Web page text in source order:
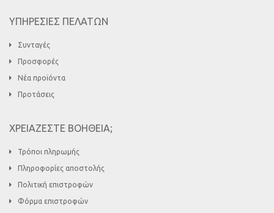
ΥΠΗΡΕΣΙΕΣ ΠΕΛΑΤΩΝ
Συνταγές
Προσφορές
Νέα προϊόντα
Προτάσεις
ΧΡΕΙΑΖΕΣΤΕ ΒΟΗΘΕΙΑ;
Τρόποι πληρωμής
Πληροφορίες αποστολής
Πολιτική επιστροφών
Φόρμα επιστροφών